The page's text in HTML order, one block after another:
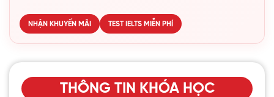
NHẬN KHUYẾN MÃI TEST IELTS MIỄN PHÍ
THÔNG TIN KHÓA HỌC